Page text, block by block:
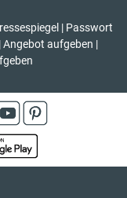
| Passwort
| Angebot aufgeben |